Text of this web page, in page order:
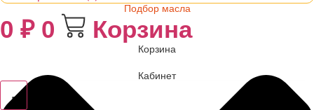
Подбор масла
0 ₽ 0 Корзина
Корзина
Кабинет